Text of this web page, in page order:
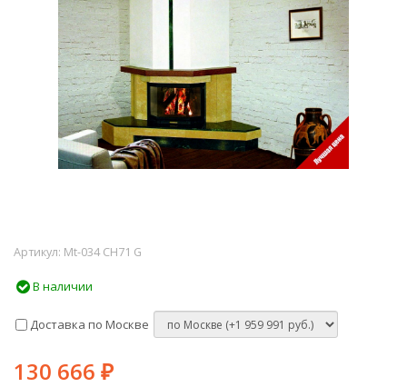
Артикул: Mt-034 CH71 G
В наличии
Доставка по Москве
130 666 ₽